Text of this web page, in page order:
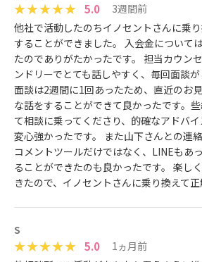
5.0
3週間前
他社で活動したのちイノセントさんに乗
することができました。 入会金について
たのでありがたかったです。 担当カウン
ンドリーでとても話しやすく、毎回面談
面談は2週間に1回あったため、直近のお
な話をすることができて良かったです。
て相談に乗ってくださり、的確なアドバ
変心強かったです。 また山下さんとの連
コメントツールだけではなく、LINEもあ
ることができたのも良かったです。 楽し
きたので、イノセントさんに乗り換えて正
S
5.0
1ヵ月前